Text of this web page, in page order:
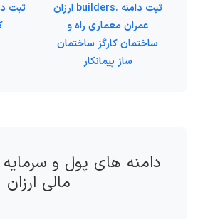
ثبت دامنه .builders ارزان
عمران معماری راه و
ساختمان کارگز ساختمان
ساز پیمانکار
دامنه های پول و
مالی ارزان